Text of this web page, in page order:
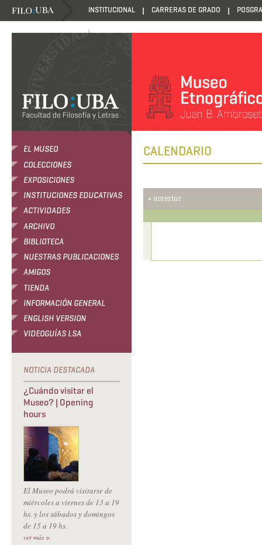
INSTITUCIONAL CARRERAS DE GRADO
DANZANTES DE LA LUZ
.
EL MUSEO
COLECCIONES
EXPOSICIONES
INSTITUCIONES EDUCATIVAS
ACTIVIDADES
ARCHIVO
BIBLIOTECA
NUESTRAS PUBLICACIONES
AMIGOS
TIENDA
INFORMACIÓN GENERAL
ENGLISH VERSION
VIDEOGUÍAS LSA
¿Cuándo visitar el
Museo? | Opening
hours
El Museo podrá visitarse de
miércoles a viernes de 13 a 19
hs. y los sábados y domingos
de 15 a 19 hs.
ver más >
CALENDARIO
« anterior